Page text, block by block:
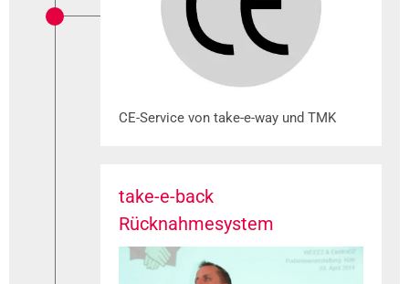
CE-Service von take-e-way und TMK
take-e-back
Rücknahmesystem